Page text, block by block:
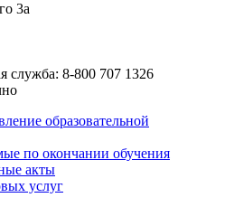
3а
служба: 8-800 707 1326
образовательной
по окончании обучения
акты
услуг